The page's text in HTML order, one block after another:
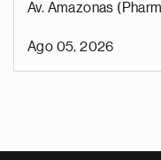
Av. Amazonas
Ago 05, 2026